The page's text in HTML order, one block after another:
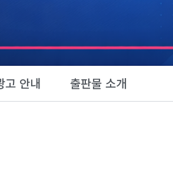
고 안내 출판물 소개